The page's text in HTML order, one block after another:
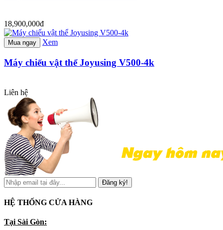
18,900,000đ
Mua ngay Xem
Máy chiếu vật thể Joyusing V500-4k
Liên hệ
Đăng ký!
HỆ THỐNG CỬA HÀNG
Tại Sài Gòn: